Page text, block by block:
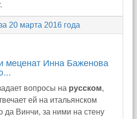
20 марта 2016 года
меценат Инна Баженова
вопросы на русском,
ей на итальянском
да Винчи, за ними на стену